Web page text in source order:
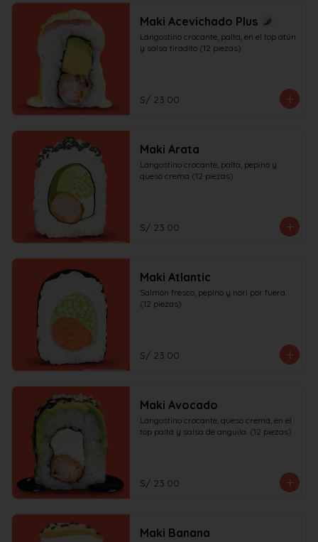
Maki Acevichado Plus
Langostino crocante, palta, en el top atún
y salsa tiradito (12 piezas)
S/ 23.00
Maki Arata
Langostino crocante, palta, pepino y
queso crema (12 piezas)
S/ 23.00
Maki Atlantic
Salmón fresco, pepino y nori por fuera.
(12 piezas)
S/ 23.00
Maki Avocado
Langostino crocante, queso crema, en el
top palta y salsa de anguila. (12 piezas)
S/ 23.00
Maki Banana